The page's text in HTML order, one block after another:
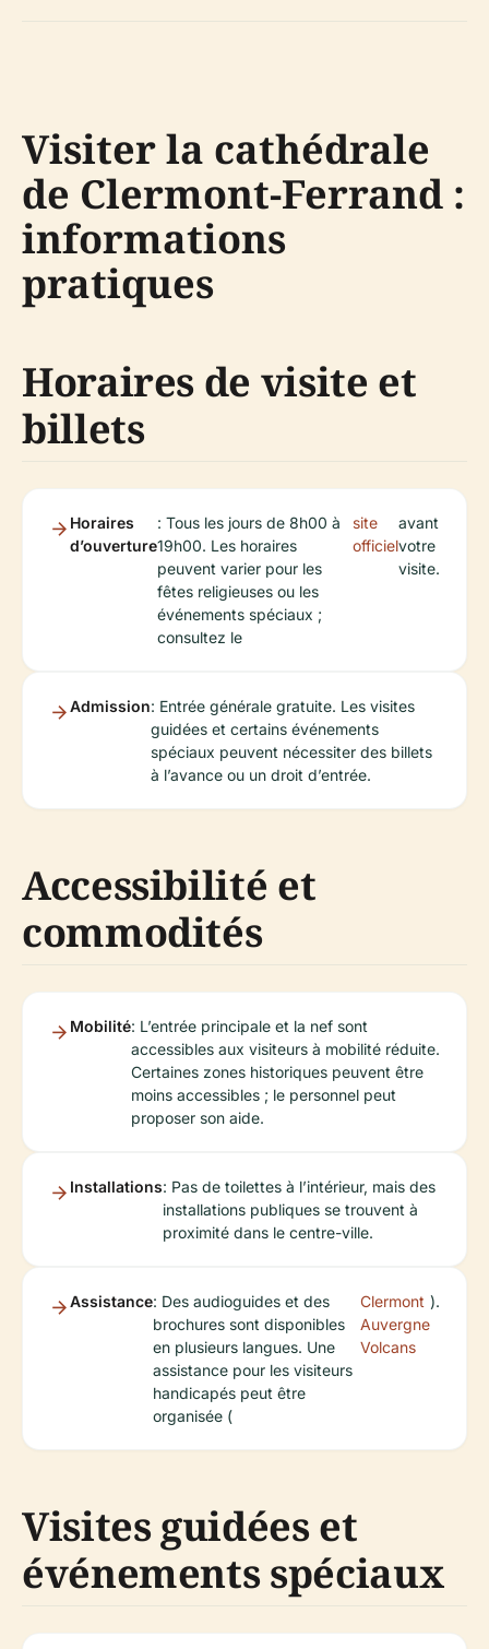
Visiter la cathédrale
de Clermont-Ferrand :
informations
pratiques
Horaires de visite et
billets
Horaires
d’ouverture
: Tous les jours de 8h00 à
19h00. Les horaires
peuvent varier pour les
fêtes religieuses ou les
événements spéciaux ;
consultez le
site
officiel
avant
votre
visite.
Admission: Entrée générale gratuite. Les visites
guidées et certains événements
spéciaux peuvent nécessiter des billets
à l’avance ou un droit d’entrée.
Accessibilité et
commodités
Mobilité: L’entrée principale et la nef sont
accessibles aux visiteurs à mobilité réduite.
Certaines zones historiques peuvent être
moins accessibles ; le personnel peut
proposer son aide.
Installations: Pas de toilettes à l’intérieur, mais des
installations publiques se trouvent à
proximité dans le centre-ville.
Assistance: Des audioguides et des
brochures sont disponibles
en plusieurs langues. Une
assistance pour les visiteurs
handicapés peut être
organisée (
Clermont
Auvergne
Volcans
).
Visites guidées et
événements spéciaux